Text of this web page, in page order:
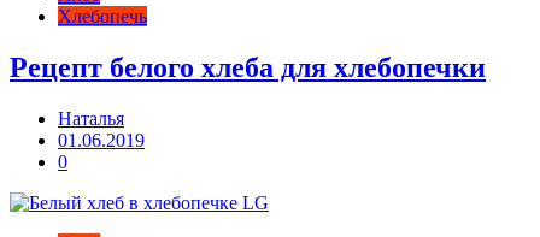
Хлебопечь
Рецепт белого хлеба для хлебопечки
Наталья
01.06.2019
0